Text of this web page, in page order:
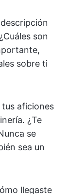
son
sobre ti
tus aficiones
¿Te
se
sea un
llegaste